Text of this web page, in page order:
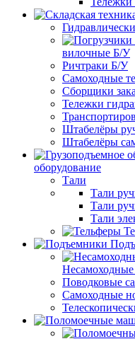
вилочные Б/У
Ричтраки Б/У
Самоходные
Сборщики
Тележки
Штабелёры
Штабелёры
оборудование
Тали
Тали
Тали
Тали
Поводковые
Самоходные